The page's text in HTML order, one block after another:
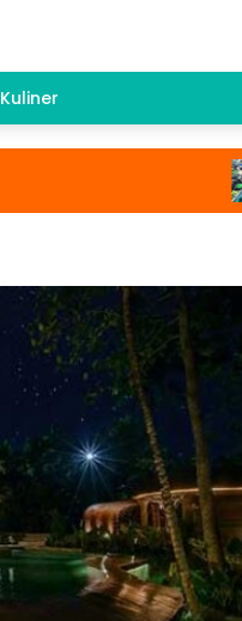
Kuliner